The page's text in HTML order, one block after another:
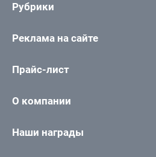
Рубрики
Реклама на сайте
Прайс-лист
О компании
Наши награды